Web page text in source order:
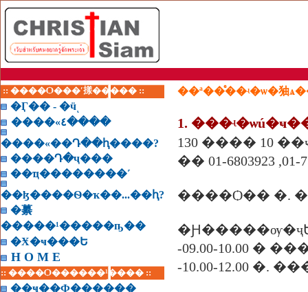
:: ����Ѻ���ʹ㨾����� ::
�Ӷ�� - �ӵͺ
����«٤����
����«��Դ��ԧ����?
����Դ�ҷ���
��ҵ��������˹
��ɮ����Ѳ�ҡ��...��ԧ?
�繤
�����¹�����ҧ��
�Ӿ�ҹ���Ե
H O M E
:: ����Ѻ������¹���� ::
��ҹ��Ф������
��ª��ͤ��ʵ�ѡ�㹨
130 ���� 10
�� 01-6803923 ,01-
����Ѻ�� �.
10.00 � ����֡��
-10.00-12.00 �.